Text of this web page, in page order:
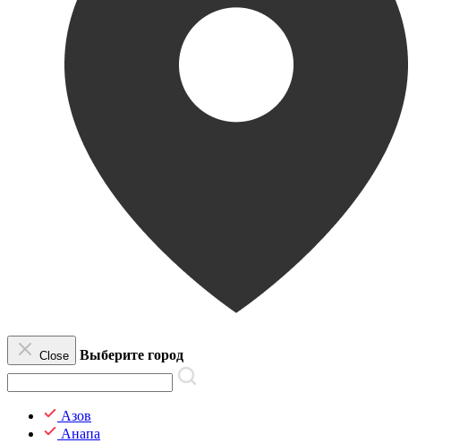
Close Выберите город
Азов
Анапа